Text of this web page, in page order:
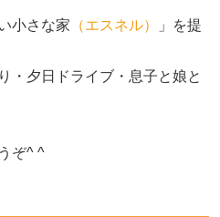
小さな家 （エスネル）
」を提
・夕日ドライブ・息子と娘と
ぞ^ ^